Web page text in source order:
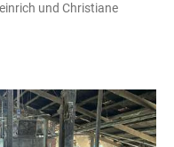
und Christiane